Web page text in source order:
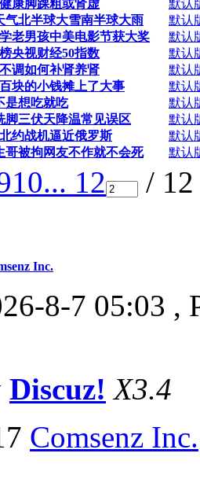
康脚踝粗或肾虚
默认
气北半球大雪南半球大雨
默认
老男孩中美电影节获大奖
默认
央视财经50指数
默认
调如何补肾养肾
默认
块的小钱摊上了大事
默认
是想吃就吃
默认
脚三伏天降温常见误区
默认
约战机逼近俄罗斯
默认
哥被拘网友不作就不会死
默认
10... 12
/
Inc.
8-7 05:03 ,
Discuz! X3.4
Comsenz Inc.